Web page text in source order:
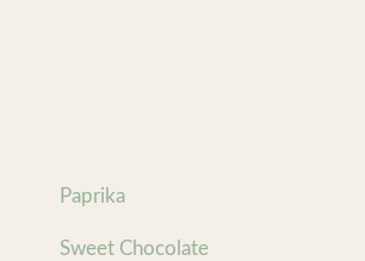
Paprika
Sweet Chocolate